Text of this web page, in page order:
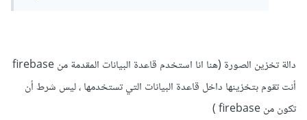
دالة تخزين الصورة (هنا انا استخدم قاعدة البيانات المقدمة من firebase
أنت تقوم بتخزينها داخل قاعدة البيانات التي تستخدمها ، ليس شرط أن
تكون من firebase )